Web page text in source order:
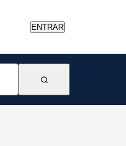
ENTRAR